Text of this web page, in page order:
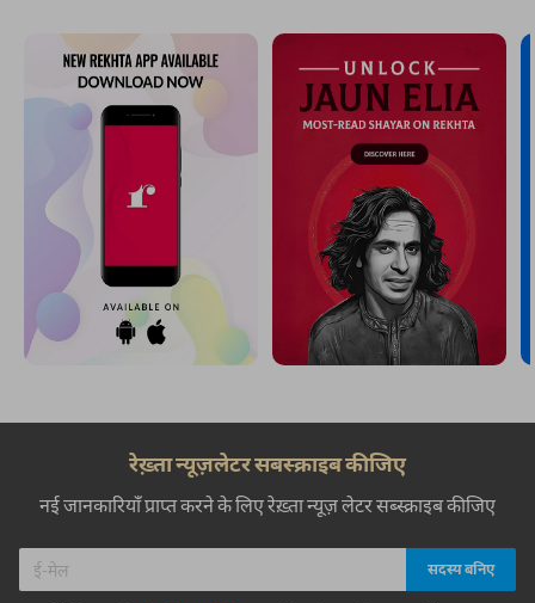
रेख़्ता न्यूज़लेटर सबस्क्राइब कीजिए
नई जानकारियाँ प्राप्त करने के लिए रेख़्ता न्यूज़ लेटर सब्स्क्राइब कीजिए